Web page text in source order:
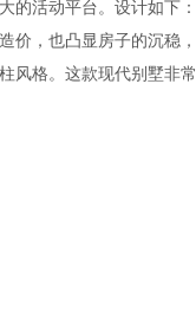
的活动平台。设计如下
价，也凸显房子的沉稳
风格。这款现代别墅非